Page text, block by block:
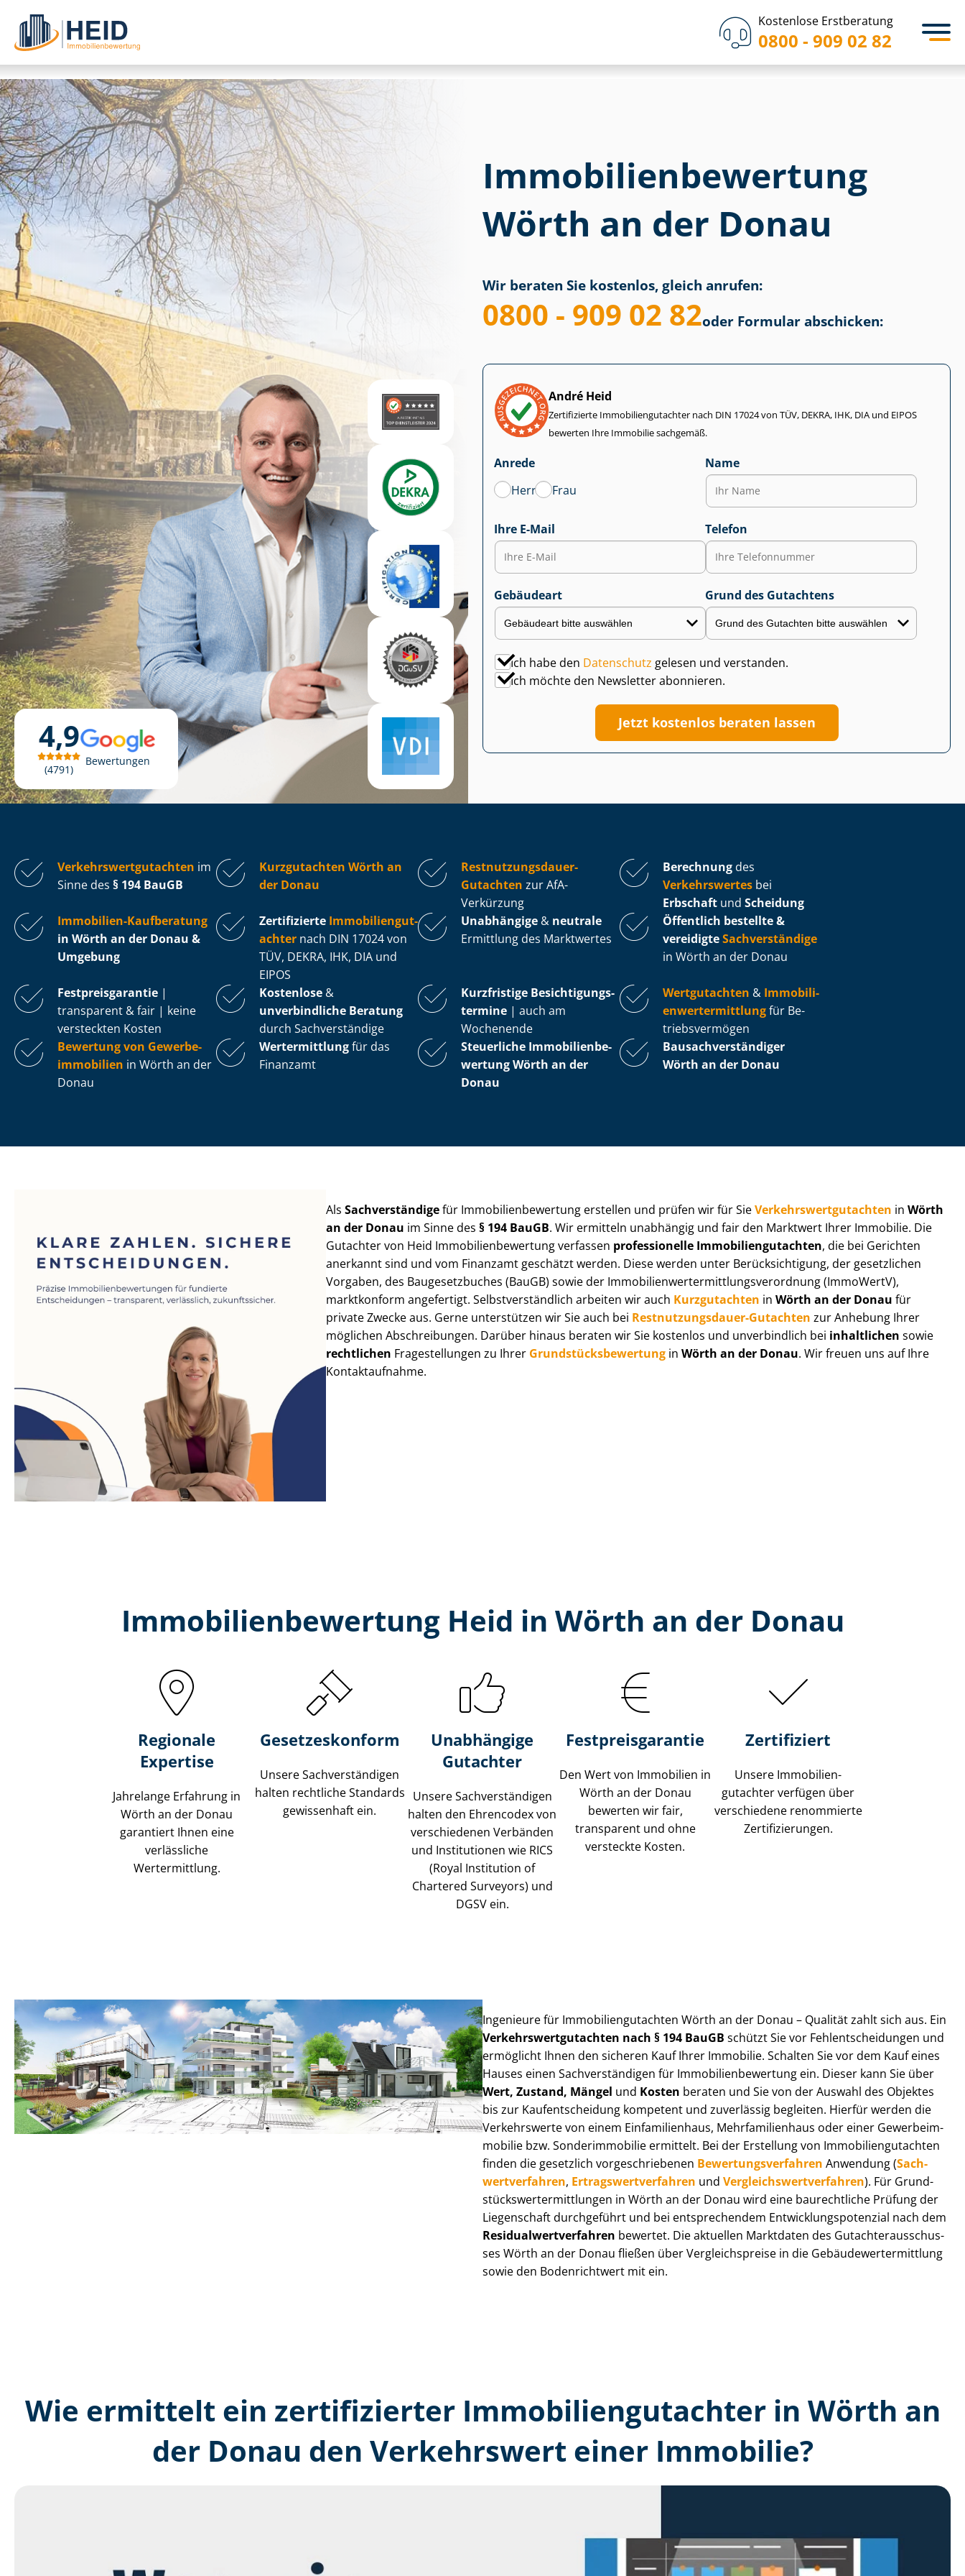
Kostenlose Erstberatung
0800 - 909 02 82
4,9
4791
Bewertungen
Immobilien­bewertung
Wörth an der Donau
Wir beraten Sie kostenlos, gleich anrufen:
0800 - 909 02 82oder Formular abschicken:
André Heid
Zertifizierte Im­mo­bi­li­en­gut­ach­ter nach DIN 17024 von TÜV, DEKRA, IHK, DIA und EIPOS
bewerten Ihre Immobilie sachgemäß.
Anrede
Herr
Frau
Name
Ihre E-Mail Telefon
Gebäudeart Grund des Gutachtens
Ich habe den Datenschutz gelesen und verstanden.
Ich möchte den Newsletter abonnieren.
Jetzt kostenlos beraten lassen
Ver­kehrs­wert­gut­ach­ten im
Sinne des § 194 BauGB
Kurzgutachten Wörth an
der Donau
Rest­nut­zungs­dau­er-
Gutachten zur AfA-
Verkürzung
Berechnung des
Verkehrswertes bei
Erbschaft und Scheidung
Immobilien-Kaufberatung
in Wörth an der Donau &
Umgebung
Zertifizierte Im­mo­bi­li­en­gut­
ach­ter nach DIN 17024 von
TÜV, DEKRA, IHK, DIA und
EIPOS
Unabhängige & neutrale
Ermittlung des Marktwertes
Öffentlich bestellte &
vereidigteSachverständige
in Wörth an der Donau
Fest­preis­ga­ran­tie |
transparent & fair | keine
versteckten Kosten
Kostenlose &
unverbindliche Beratung
durch Sachverständige
Kurzfristige Be­sich­ti­gungs­
ter­mi­ne | auch am
Wochenende
Wertgutachten & Im­mo­bi­li­
en­wert­ermitt­lungfür Be­
triebs­ver­mö­gen
Bewertung von Ge­wer­be­
im­mo­bi­li­en in Wörth an der
Donau
Wertermittlungfür das
Finanzamt
Steuerliche Im­mo­bi­li­en­be­
wer­tungWörth an der
Donau
Bau­sach­ver­stän­di­ger
Wörth an der Donau
AlsSachverständigefür Im­mo­bi­li­en­be­wer­tung erstellen und prüfen wir für SieVer­kehrs­wert­gut­ach­ten inWörth
an der Donau im Sinne des§ 194 BauGB. Wir ermitteln unabhängig und fair den Marktwert Ihrer Immobilie. Die
Gutachter von Heid Im­mo­bi­li­en­be­wer­tung verfassen professionelle Im­mo­bi­li­en­gut­ach­ten, die bei Gerichten
anerkannt sind und vom Finanzamt geschätzt werden. Diese werden unter Be­rück­sich­ti­gung, der gesetzlichen
Vorgaben, des Baugesetzbuches (BauGB) sowie der Im­mo­bi­li­en­wert­ermitt­lungs­ver­ord­nung (ImmoWertV),
marktkonform angefertigt. Selbst­ver­ständ­lich arbeiten wir auch Kurzgutachten in Wörth an der Donau für
private Zwecke aus. Gerne unterstützen wir Sie auch bei Rest­nut­zungs­dau­er-Gutachten zur Anhebung Ihrer
möglichen Abschreibungen. Darüber hinaus beraten wir Sie kostenlos und unverbindlich bei inhaltlichen sowie
rechtlichen Fragestellungen zu Ihrer Grund­stücks­be­wer­tung inWörth an der Donau. Wir freuen uns auf Ihre
Kontaktaufnahme.
Immobilien­bewertung Heid in Wörth an der Donau
Regionale
Expertise
Jahrelange Erfahrung in
Wörth an der Donau
garantiert Ihnen eine
verlässliche
Wertermittlung.
Gesetzes­konform
Unsere Sach­ver­stän­di­gen
halten rechtliche Standards
gewissenhaft ein.
Unabhängige
Gutachter
Unsere Sach­ver­stän­di­gen
halten den Ehrencodex von
verschiedenen Verbänden
und Institutionen wie RICS
(Royal Institution of
Chartered Surveyors) und
DGSV ein.
Festpreis​garantie
Den Wert von Immobilien in
Wörth an der Donau
bewerten wir fair,
transparent und ohne
versteckte Kosten.
Zertifiziert
Unsere Immobilien­
gutachter verfügen über
verschiedene renommierte
Zer­ti­fi­zie­run­gen.
Ingenieure für Im­mo­bi­li­en­gut­ach­ten Wörth an der Donau – Qualität zahlt sich aus. Ein
Ver­kehrs­wert­gut­ach­ten nach § 194 BauGB schützt Sie vor Fehl­ent­schei­dun­gen und
ermöglicht Ihnen den sicheren Kauf Ihrer Immobilie. Schalten Sie vor dem Kauf eines
Hauses einen Sach­ver­stän­di­gen für Im­mo­bi­li­en­be­wer­tung ein. Dieser kann Sie über
Wert, Zustand, Mängel und Kosten beraten und Sie von der Auswahl des Objektes
bis zur Kauf­ent­schei­dung kompetent und zuverlässig begleiten. Hierfür werden die
Verkehrswerte von einem Einfamilienhaus, Mehr­fa­mi­li­en­haus oder einer Ge­wer­be­im­
mo­bi­lie bzw. Sonderimmobilie ermittelt. Bei der Erstellung von Im­mo­bi­li­en­gut­ach­ten
finden die gesetzlich vor­ge­schrie­be­nen Be­wer­tungs­ver­fah­ren Anwendung (Sach­
wert­ver­fah­ren, Er­trags­wert­ver­fah­ren und Ver­gleichs­wert­ver­fah­ren). Für Grund­
stücks­wert­ermitt­lun­gen in Wörth an der Donau wird eine baurechtliche Prüfung der
Liegenschaft durchgeführt und bei entsprechendem Ent­wick­lungs­po­ten­zi­al nach dem
Re­si­du­al­wert­ver­fah­ren bewertet. Die aktuellen Marktdaten des Gut­ach­ter­aus­schus­
ses Wörth an der Donau fließen über Ver­gleichs­prei­se in die Ge­bäu­de­wert­ermitt­lung
sowie den Bodenrichtwert mit ein.
Wie ermittelt ein zertifizierter Immobilien­gutachter in Wörth an
der Donau den Verkehrswert einer Immobilie?